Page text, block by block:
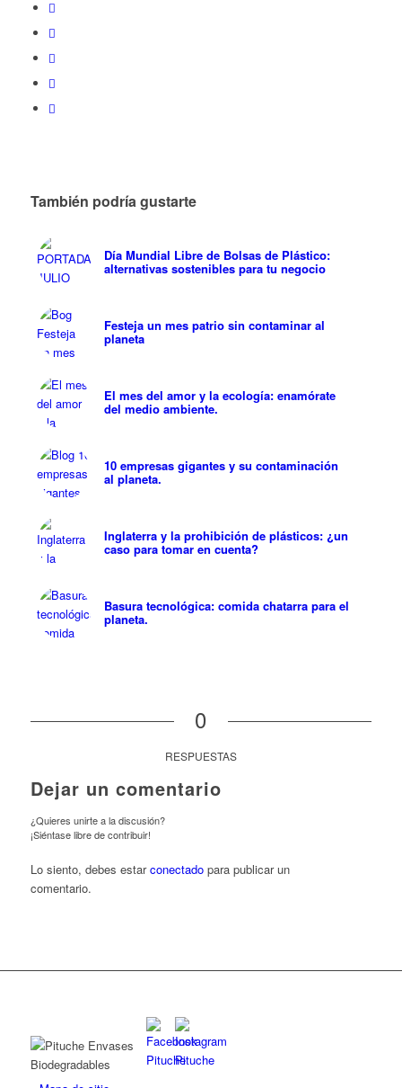
También podría gustarte
Día Mundial Libre de Bolsas de Plástico:
alternativas sostenibles para tu negocio
Festeja un mes patrio sin contaminar al
planeta
El mes del amor y la ecología: enamórate
del medio ambiente.
10 empresas gigantes y su contaminación
al planeta.
Inglaterra y la prohibición de plásticos: ¿un
caso para tomar en cuenta?
Basura tecnológica: comida chatarra para el
planeta.
0
RESPUESTAS
Dejar un comentario
¿Quieres unirte a la discusión?
¡Siéntase libre de contribuir!
Lo siento, debes estarconectadopara publicar un
comentario.